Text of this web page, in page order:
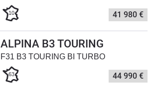
10 41 980 €
ALPINA B3 TOURING
F31 B3 TOURING BI TURBO
63 44 990 €